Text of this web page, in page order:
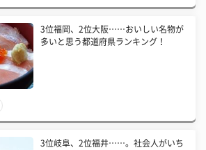
3位福岡、2位大阪……おいしい名物が
多いと思う都道府県ランキング！
3位岐阜、2位福井……。社会人がいち